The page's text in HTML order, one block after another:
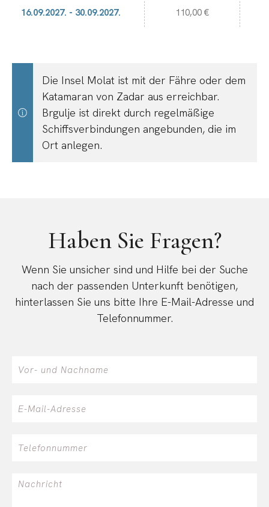
16.09.2027. - 30.09.2027. 110,00 €
Die Insel Molat ist mit der Fähre oder dem
Katamaran von Zadar aus erreichbar.
Brgulje ist direkt durch regelmäßige
Schiffsverbindungen angebunden, die im
Ort anlegen.
Haben Sie Fragen?
Wenn Sie unsicher sind und Hilfe bei der Suche
nach der passenden Unterkunft benötigen,
hinterlassen Sie uns bitte Ihre E-Mail-Adresse und
Telefonnummer.